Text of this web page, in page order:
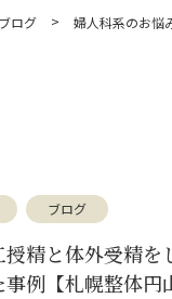
ログ > 婦人科系のお悩
ブログ
精と体外受精を
例【札幌整体円